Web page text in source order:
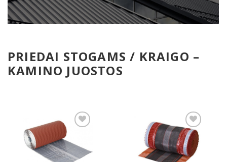
PRIEDAI STOGAMS / KRAIGO –
KAMINO JUOSTOS
Pridėti Pridėti